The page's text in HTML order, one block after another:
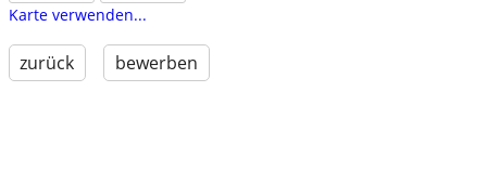
Karte verwenden...
zurück bewerben